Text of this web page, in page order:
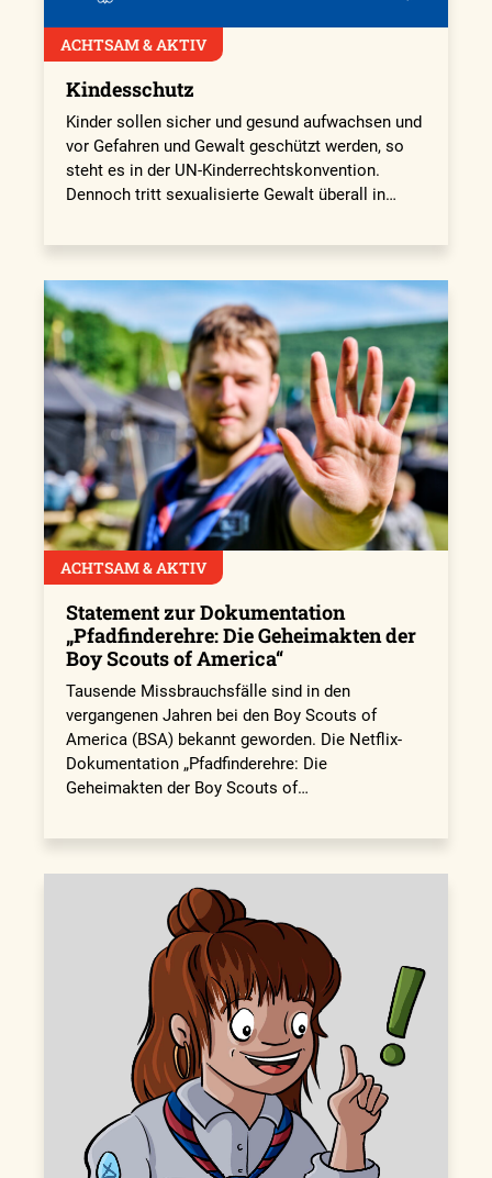
ACHTSAM & AKTIV
Kindesschutz
Kinder sollen sicher und gesund aufwachsen und
vor Gefahren und Gewalt geschützt werden, so
steht es in der UN-Kinderrechtskonvention.
Dennoch tritt sexualisierte Gewalt überall in…
ACHTSAM & AKTIV
Statement zur Dokumentation
„Pfadfinderehre: Die Geheimakten der
Boy Scouts of America“
Tausende Missbrauchsfälle sind in den
vergangenen Jahren bei den Boy Scouts of
America (BSA) bekannt geworden. Die Netflix-
Dokumentation „Pfadfinderehre: Die
Geheimakten der Boy Scouts of…